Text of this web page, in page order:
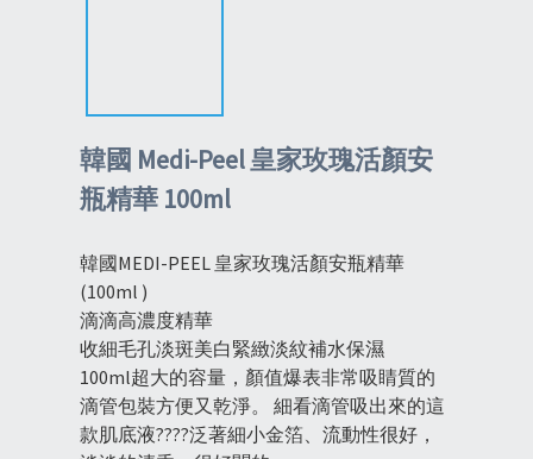
韓國 Medi-Peel 皇家玫瑰活顏安
瓶精華 100ml
韓國MEDI-PEEL 皇家玫瑰活顏安瓶精華
(100ml )
滴滴高濃度精華
收細毛孔淡斑美白緊緻淡紋補水保濕
100ml超大的容量，顏值爆表非常吸睛質的
滴管包裝方便又乾淨。 細看滴管吸出來的這
款肌底液????泛著細小金箔、流動性很好，